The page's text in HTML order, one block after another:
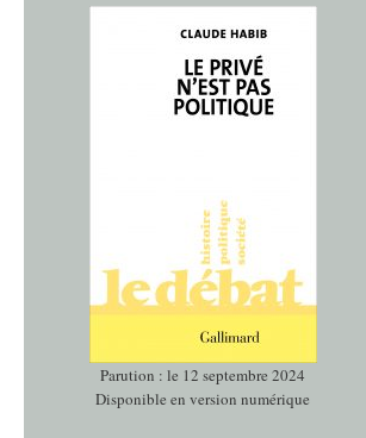
Parution : le 12 septembre 2024
Disponible en version numérique